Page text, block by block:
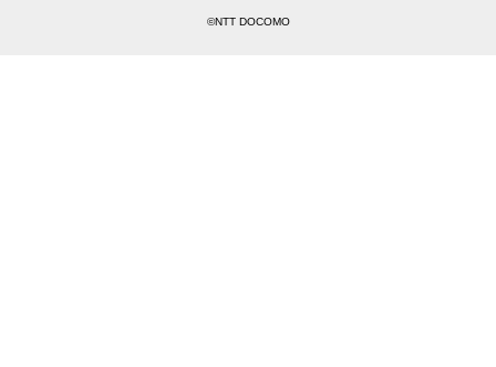
©NTT DOCOMO